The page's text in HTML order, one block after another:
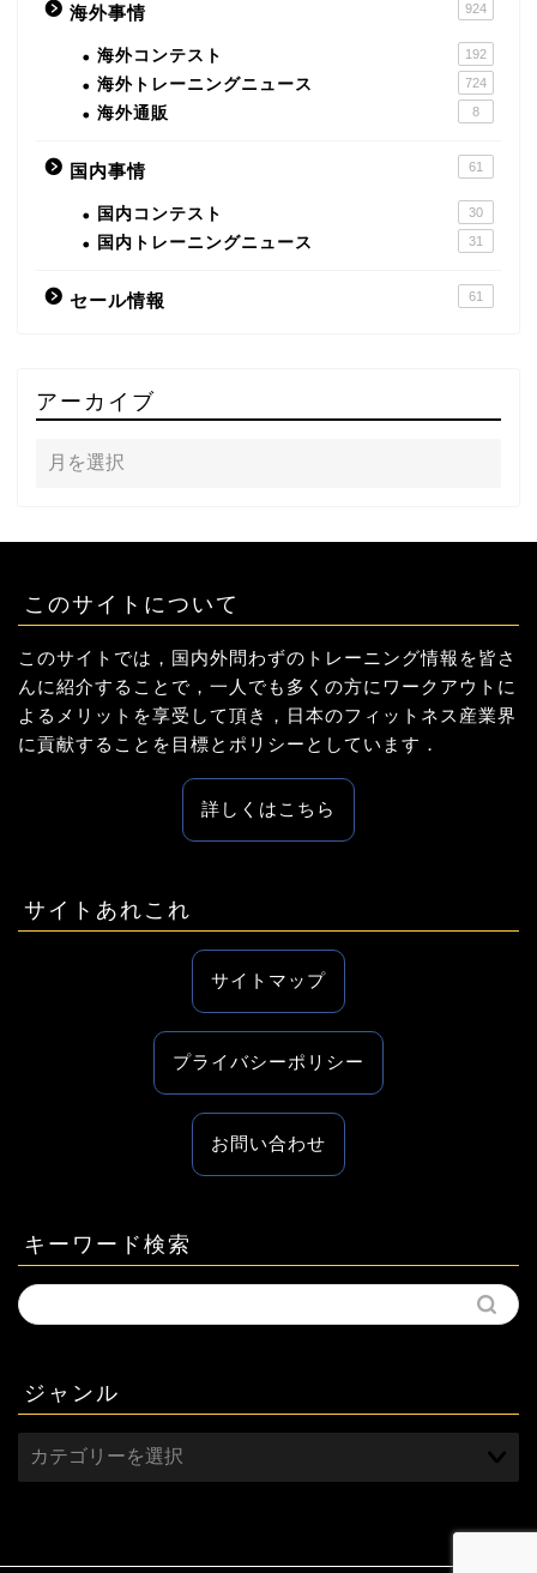
海外事情 924
海外コンテスト 192
海外トレーニングニュース 724
海外通販 8
国内事情 61
国内コンテスト 30
国内トレーニングニュース 31
セール情報 61
アーカイブ
このサイトについて
このサイトでは，国内外問わずのトレーニング情報を皆さ
んに紹介することで，一人でも多くの方にワークアウトに
よるメリットを享受して頂き，日本のフィットネス産業界
に貢献することを目標とポリシーとしています．
詳しくはこちら
サイトあれこれ
サイトマップ
プライバシーポリシー
お問い合わせ
キーワード検索
ジャンル